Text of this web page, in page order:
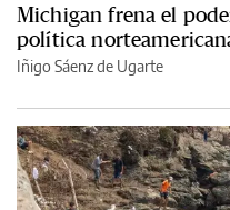
Michigan frena el
política
Iñigo Sáenz de Ugarte